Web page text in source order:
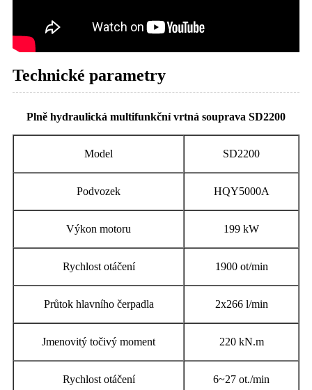
Technické parametry
Plně hydraulická multifunkční vrtná souprava SD2200
Model SD2200
Podvozek HQY5000A
Výkon motoru 199 kW
Rychlost otáčení 1900 ot/min
Průtok hlavního čerpadla 2x266 l/min
Jmenovitý točivý moment 220 kN.m
Rychlost otáčení 6~27 ot./min